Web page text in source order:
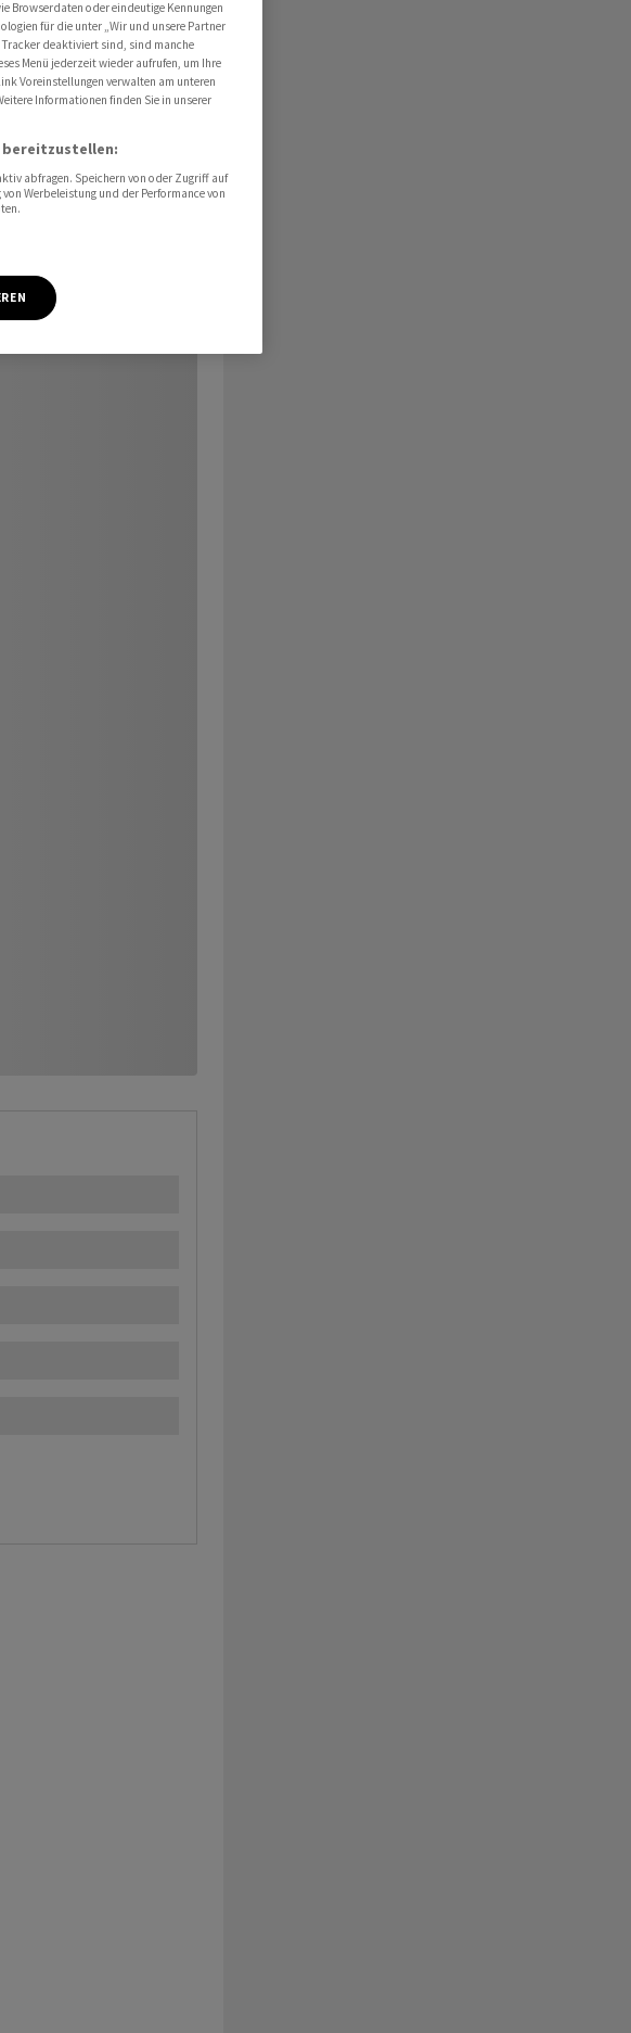
Browserdaten oder eindeutige Kennungen
für die unter „Wir und unsere Partner
deaktiviert sind, sind manche
Menü jederzeit wieder aufrufen, um Ihre
Voreinstellungen verwalten am unteren
Informationen finden Sie in unserer
bereitzustellen:
abfragen. Speichern von oder Zugriff auf
Werbeleistung und der Performance von